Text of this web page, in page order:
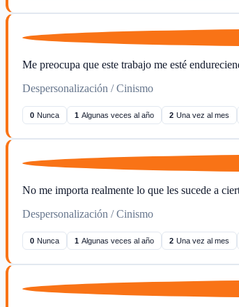
Me preocupa que este trabajo me esté
Despersonalización / Cinismo
0 Nunca 1 Algunas veces al año 2 Una vez al mes
No me importa realmente lo que les sucede a
Despersonalización / Cinismo
0 Nunca 1 Algunas veces al año 2 Una vez al mes